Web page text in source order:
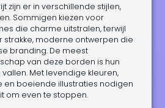
zijn er in verschillende stijlen,
Sommigen kiezen voor
die charme uitstralen, terwijl
strakke, moderne ontwerpen die
branding. De meest
van deze borden is hun
Met levendige kleuren,
en boeiende illustraties nodigen
om even te stoppen.